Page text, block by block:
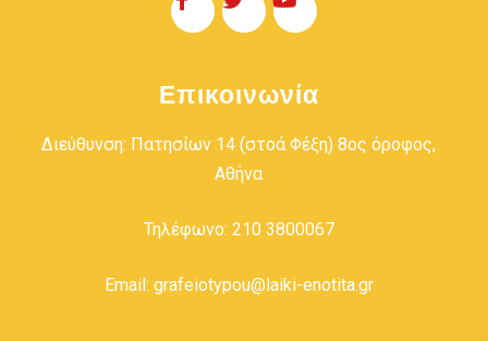
Επικοινωνία
Διεύθυνση: Πατησίων 14 (στοά Φέξη) 8ος όροφος,
Αθήνα
Τηλέφωνο: 210 3800067
Email: grafeiotypou@laiki-enotita.gr